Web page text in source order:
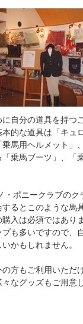
自分の道具を持つ
的な道具は「キュ
馬用ヘルメット」
乗馬ブーツ」、「
・ポニークラブのク
るとこのような馬
入は必須ではあり
も多いですので、
かもしれません。
方もご利用いただ
なグッズもご用意